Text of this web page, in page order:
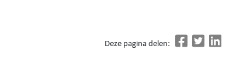
Deze pagina delen: